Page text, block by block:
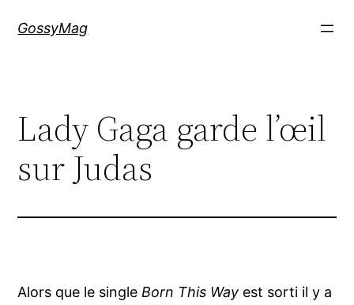
GossyMag
Lady Gaga garde l’œil
sur Judas
Alors que le singleBorn This Way est sorti il y a